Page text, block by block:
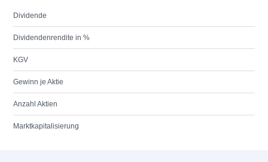
Dividende
Dividendenrendite in %
KGV
Gewinn je Aktie
Anzahl Aktien
Marktkapitalisierung